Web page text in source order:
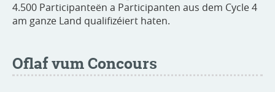
4.500 Participanteën a Participanten aus dem Cycle 4
am ganze Land qualifizéiert haten.
Oflaf vum Concours